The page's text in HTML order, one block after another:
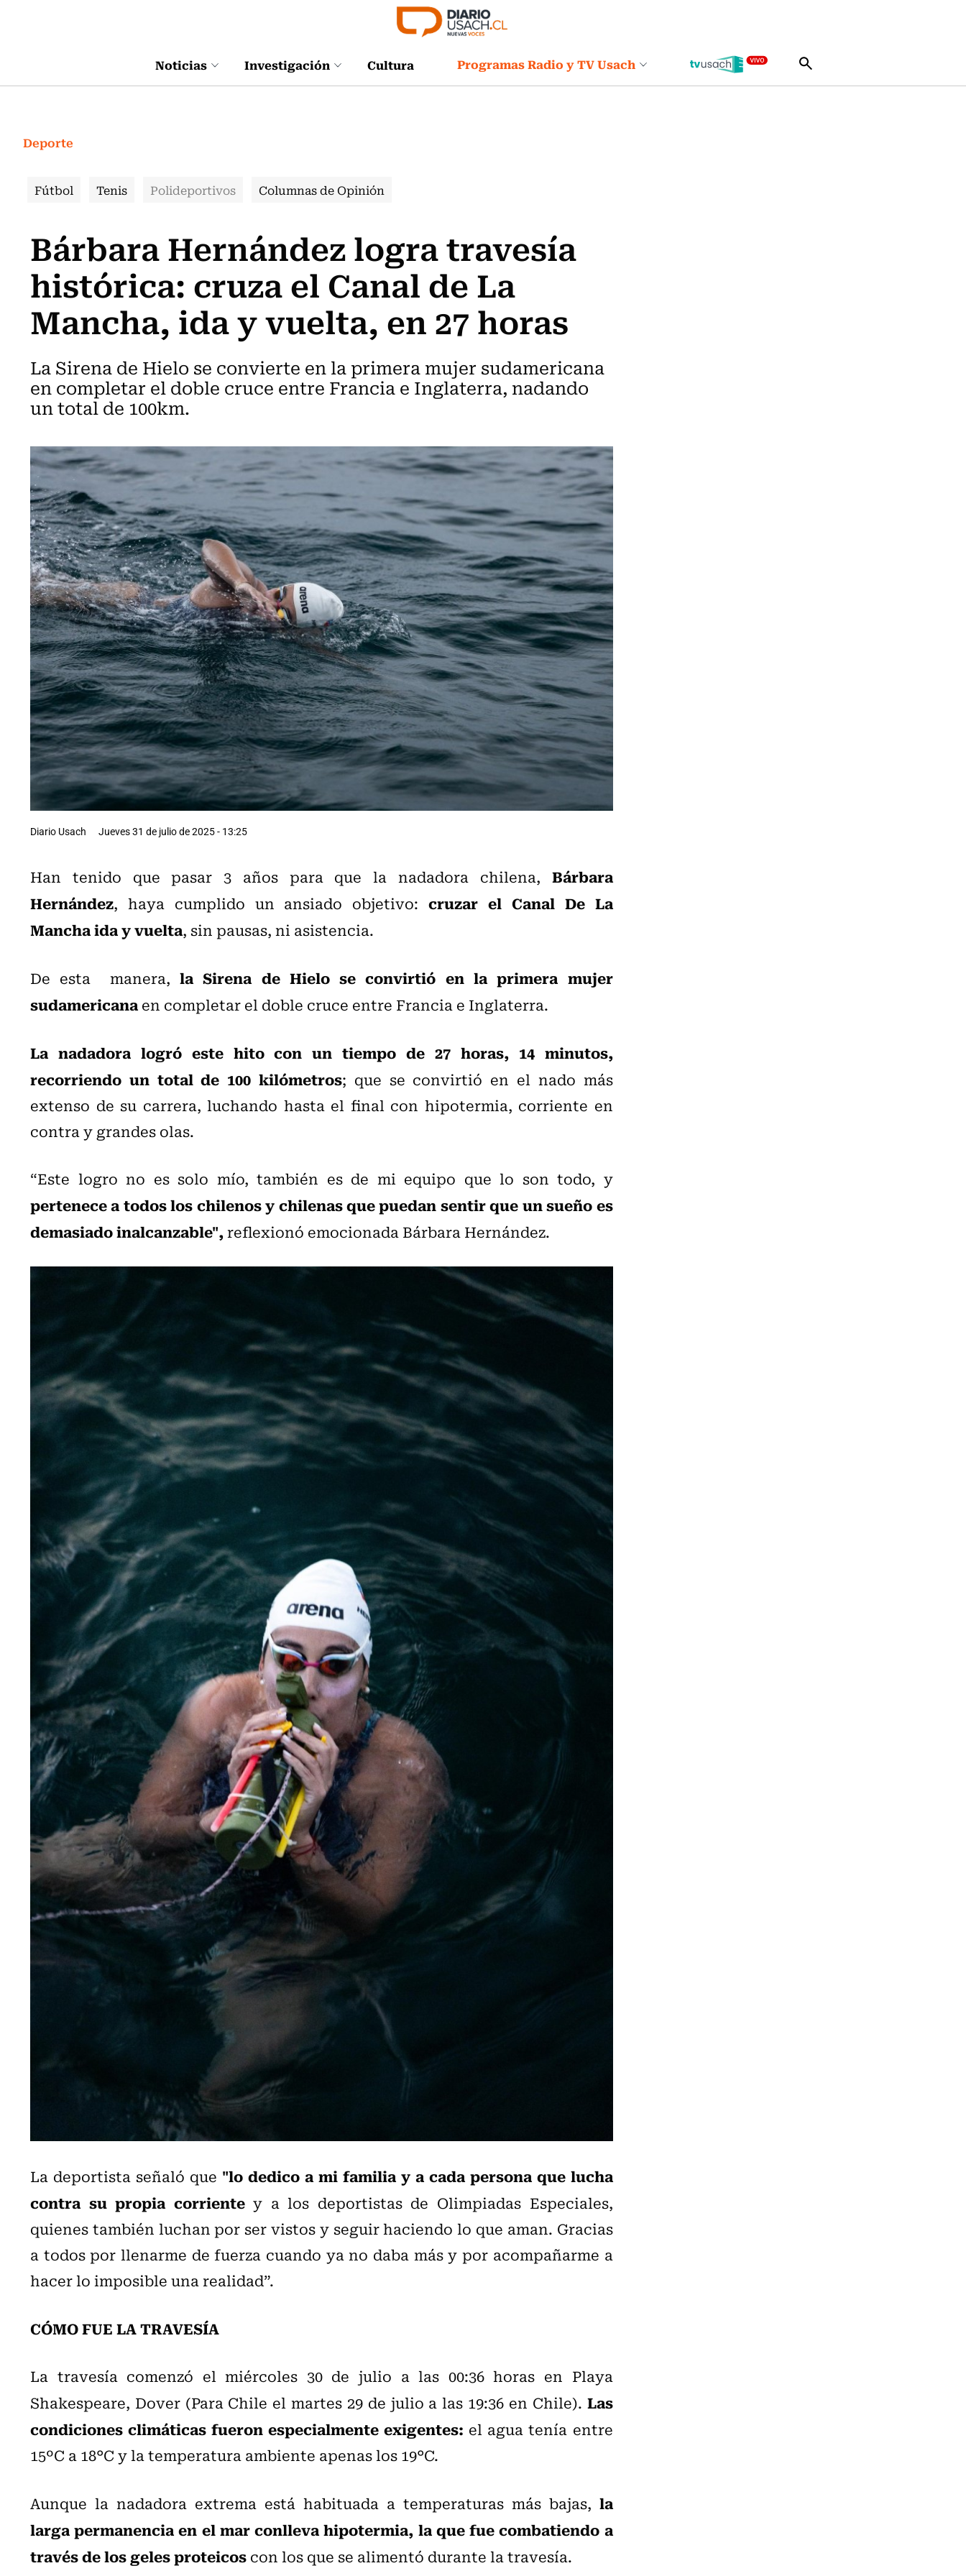
Noticias Investigación Cultura Programas Radio y TV Usach
Deporte
Fútbol Tenis Polideportivos Columnas de Opinión
Bárbara Hernández logra travesía
histórica: cruza el Canal de La
Mancha, ida y vuelta, en 27 horas
La Sirena de Hielo se convierte en la primera mujer sudamericana
en completar el doble cruce entre Francia e Inglaterra, nadando
un total de 100km.
Diario Usach Jueves 31 de julio de 2025 - 13:25
Han tenido que pasar 3 años para que la nadadora chilena, Bárbara
Hernández, haya cumplido un ansiado objetivo:cruzar el Canal De La
Mancha ida y vuelta, sin pausas, ni asistencia.
De esta manera,la Sirena de Hielo se convirtió en la primera mujer
sudamericanaen completar el doble cruce entre Francia e Inglaterra.
La nadadora logró este hito con un tiempo de 27 horas, 14 minutos,
recorriendo un total de 100 kilómetros; que se convirtió en el nado más
extenso de su carrera, luchando hasta el final con hipotermia, corriente en
contra y grandes olas.
“Este logro no es solo mío, también es de mi equipo que lo son todo, y
pertenece a todos los chilenos y chilenas que puedan sentir que un sueño es
demasiado inalcanzable",reflexionó emocionada Bárbara Hernández.
La deportista señaló que "lo dedico a mi familia y a cada persona que lucha
contra su propia corrientey a los deportistas de Olimpiadas Especiales,
quienes también luchan por ser vistos y seguir haciendo lo que aman. Gracias
a todos por llenarme de fuerza cuando ya no daba más y por acompañarme a
hacer lo imposible una realidad”.
CÓMO FUE LA TRAVESÍA
La travesía comenzó el miércoles 30 de julio a las 00:36 horas en Playa
Shakespeare, Dover (Para Chile el martes 29 de julio a las 19:36 en Chile). Las
condiciones climáticas fueron especialmente exigentes: el agua tenía entre
15ºC a 18°C y la temperatura ambiente apenas los 19°C.
Aunque la nadadora extrema está habituada a temperaturas más bajas, la
larga permanencia en el mar conlleva hipotermia, la que fue combatiendo a
través de los geles proteicoscon los que se alimentó durante la travesía.